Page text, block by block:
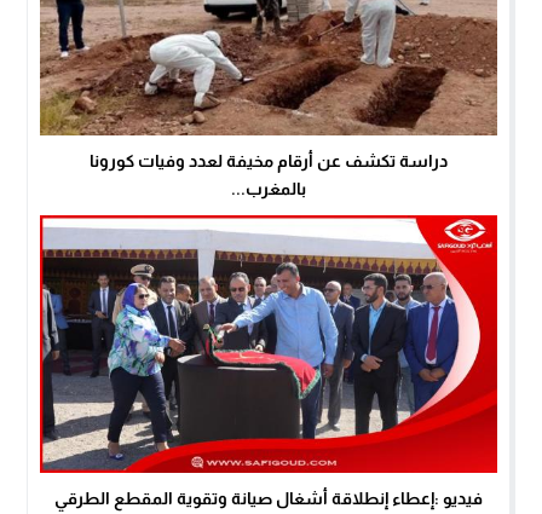
دراسة تكشف عن أرقام مخيفة لعدد وفيات كورونا
بالمغرب...
فيديو :إعطاء إنطلاقة أشغال صيانة وتقوية المقطع الطرقي